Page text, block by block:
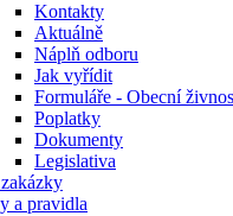
Kontakty
Aktuálně
Náplň odboru
Jak vyřídit
Formuláře - Obecní
Poplatky
Dokumenty
Legislativa
a pravidla